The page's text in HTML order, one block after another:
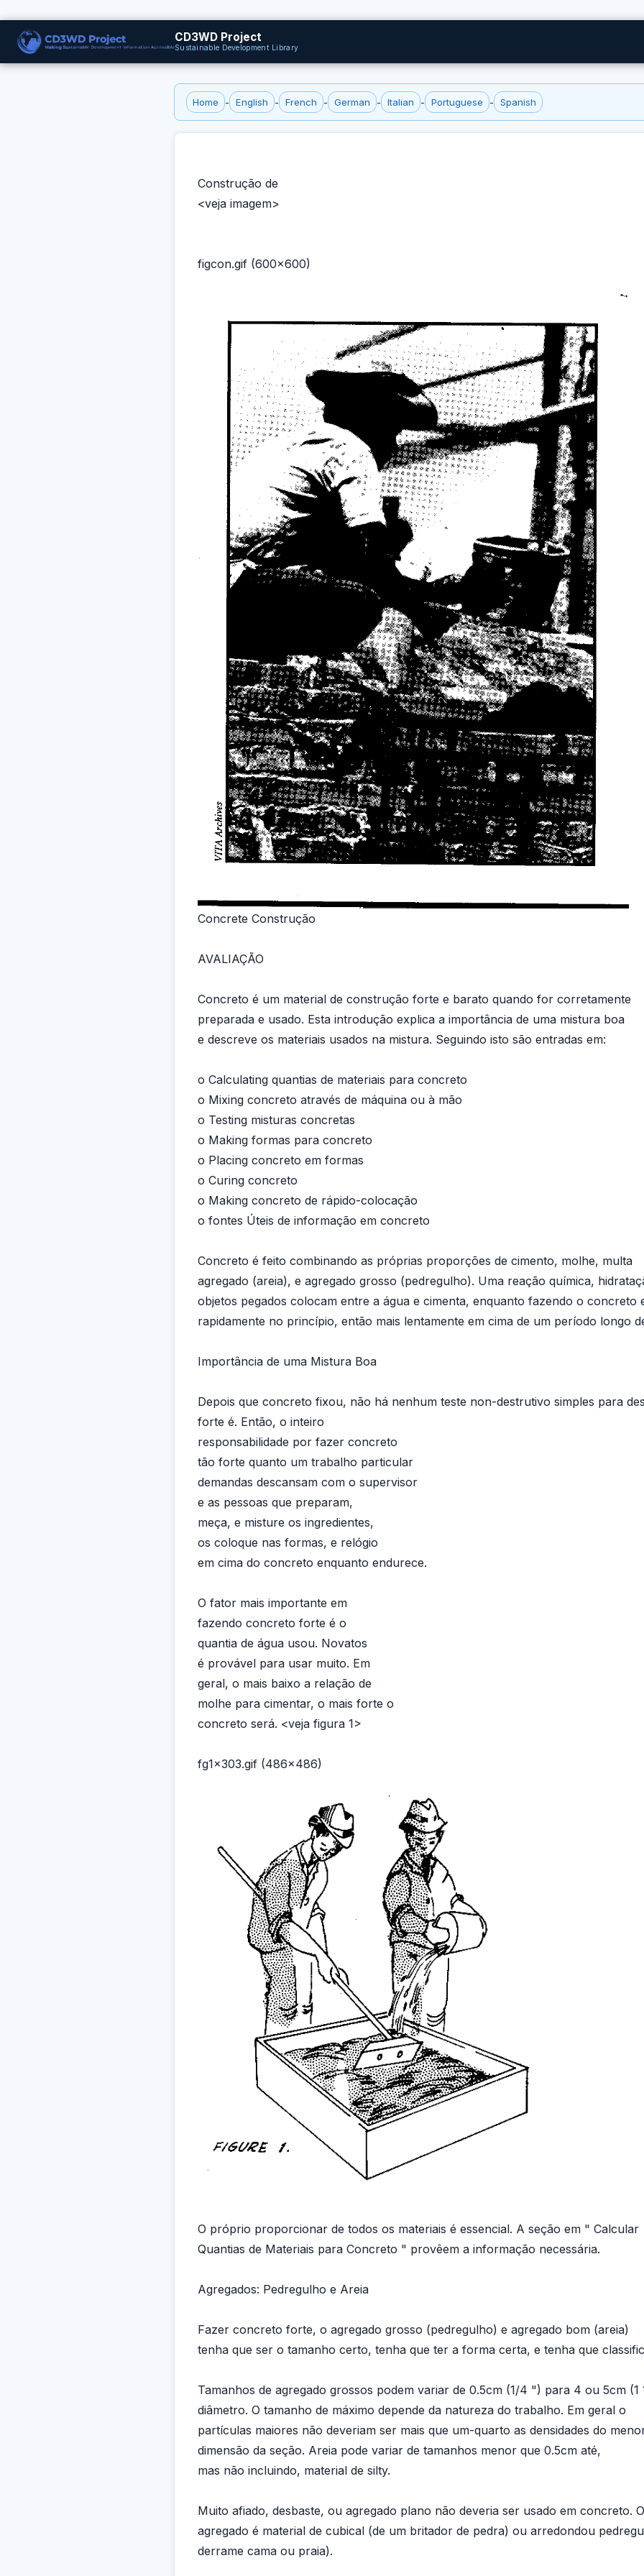
CD3WD Project
Sustainable Development Library
Home - English - French - German - Italian - Portuguese - Spanish
Construção de
<veja imagem>
figcon.gif (600x600)
Concrete Construção
AVALIAÇÃO
Concreto é um material de construção forte e barato quando for corretamente
preparada e usado. Esta introdução explica a importância de uma mistura boa
e descreve os materiais usados na mistura. Seguindo isto são entradas em:
o Calculating quantias de materiais para concreto
o Mixing concreto através de máquina ou à mão
o Testing misturas concretas
o Making formas para concreto
o Placing concreto em formas
o Curing concreto
o Making concreto de rápido-colocação
o fontes Úteis de informação em concreto
Concreto é feito combinando as próprias proporções de cimento, molhe, multa
agregado (areia), e agregado grosso (pedregulho). Uma reação química,
objetos pegados colocam entre a água e cimenta, enquanto fazendo o concreto
rapidamente no princípio, então mais lentamente em cima de um período longo
Importância de uma Mistura Boa
Depois que concreto fixou, não há nenhum teste non-destrutivo simples para
forte é. Então, o inteiro
responsabilidade por fazer concreto
tão forte quanto um trabalho particular
demandas descansam com o supervisor
e as pessoas que preparam,
meça, e misture os ingredientes,
os coloque nas formas, e relógio
em cima do concreto enquanto endurece.
O fator mais importante em
fazendo concreto forte é o
quantia de água usou. Novatos
é provável para usar muito. Em
geral, o mais baixo a relação de
molhe para cimentar, o mais forte o
concreto será. <veja figura 1>
fg1x303.gif (486x486)
O próprio proporcionar de todos os materiais é essencial. A seção em " Calcular
Quantias de Materiais para Concreto " provêem a informação necessária.
Agregados: Pedregulho e Areia
Fazer concreto forte, o agregado grosso (pedregulho) e agregado bom (areia)
tenha que ser o tamanho certo, tenha que ter a forma certa, e tenha que
Tamanhos de agregado grossos podem variar de 0.5cm (1/4 ") para 4 ou 5cm
diâmetro. O tamanho de máximo depende da natureza do trabalho. Em geral o
partículas maiores não deveriam ser mais que um-quarto as densidades do
dimensão da seção. Areia pode variar de tamanhos menor que 0.5cm até,
mas não incluindo, material de silty.
Muito afiado, desbaste, ou agregado plano não deveria ser usado em concreto.
agregado é material de cubical (de um britador de pedra) ou arredondou
derrame cama ou praia).